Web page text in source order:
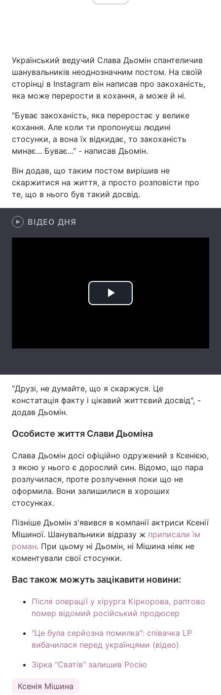
Головна Війна
Україна Політика
Економіка Світ
Спорт Наука
Зброя Інциденти
Цікавинки
Статті
Послуги
Тема оформлення
Український ведучий Слава Дьомін спантеличив
шанувальників неоднозначним постом. На своїй
сторінці в Instagram він написав про закоханість,
яка може перерости в кохання, а може й ні.
"Буває закоханість, яка переростає у велике
кохання. Але коли ти пропонуєш людині
стосунки, а вона їх відкидає, то закоханість
минає... Буває..." - написав Дьомін.
Він додав, що таким постом вирішив не
скаржитися на життя, а просто розповісти про
те, що в нього був такий досвід.
ВІДЕО ДНЯ
Play
"Друзі, не думайте, що я скаржуся. Це
констатація факту і цікавий життєвий досвід", -
додав Дьомін.
Особисте життя Слави Дьоміна
Слава Дьомін досі офіційно одружений з Ксенією,
з якою у нього є дорослий син. Відомо, що пара
розлучилася, проте розлучення поки що не
оформила. Вони залишилися в хороших
стосунках.
Пізніше Дьомін з'явився в компанії актриси Ксенії
Мішиної. Шанувальники відразу ж приписали їм
роман. При цьому ні Дьомін, ні Мішина ніяк не
коментували свої стосунки.
Вас також можуть зацікавити новини:
Після операції у хірурга Кіркорова, раптово
помер відомий російський продюсер
"Це була серйозна помилка": співачка LP
вибачилася перед українцями (відео)
Зірка "Сватів" залишив Росію
Ксенія Мішина